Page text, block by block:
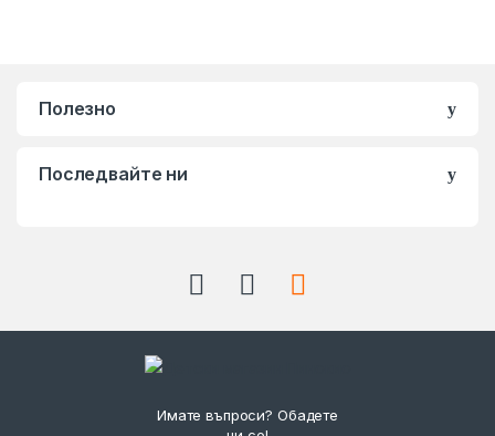
Полезно
Последвайте ни
Имате въпроси? Обадете